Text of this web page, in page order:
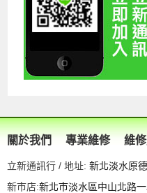
關於我們 專業維修 維
立新通訊行 / 地址: 新北淡水原
新市店:新北市淡水區中山北路